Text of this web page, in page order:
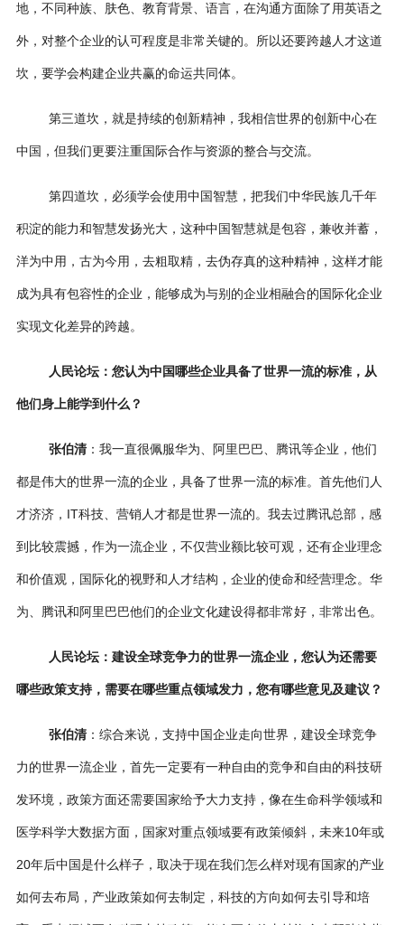
地，不同种族、肤色、教育背景、语言，在沟通方面除了用英语之
外，对整个企业的认可程度是非常关键的。所以还要跨越人才这道
坎，要学会构建企业共赢的命运共同体。
第三道坎，就是持续的创新精神，我相信世界的创新中心在
中国，但我们更要注重国际合作与资源的整合与交流。
第四道坎，必须学会使用中国智慧，把我们中华民族几千年
积淀的能力和智慧发扬光大，这种中国智慧就是包容，兼收并蓄，
洋为中用，古为今用，去粗取精，去伪存真的这种精神，这样才能
成为具有包容性的企业，能够成为与别的企业相融合的国际化企业
实现文化差异的跨越。
人民论坛： 您认为中国哪些企业具备了世界一流的标准，从
他们身上能学到什么？
张伯清：我一直很佩服华为、阿里巴巴、腾讯等企业，他们
都是伟大的世界一流的企业，具备了世界一流的标准。首先他们人
才济济，IT科技、营销人才都是世界一流的。我去过腾讯总部，感
到比较震撼，作为一流企业，不仅营业额比较可观，还有企业理念
和价值观，国际化的视野和人才结构，企业的使命和经营理念。华
为、腾讯和阿里巴巴他们的企业文化建设得都非常好，非常出色。
人民论坛： 建设全球竞争力的世界一流企业，您认为还需要
哪些政策支持，需要在哪些重点领域发力，您有哪些意见及建议？
张伯清：综合来说，支持中国企业走向世界，建设全球竞争
力的世界一流企业，首先一定要有一种自由的竞争和自由的科技研
发环境，政策方面还需要国家给予大力支持，像在生命科学领域和
医学科学大数据方面，国家对重点领域要有政策倾斜，未来10年或
20年后中国是什么样子，取决于现在我们怎么样对现有国家的产业
如何去布局，产业政策如何去制定，科技的方向如何去引导和培